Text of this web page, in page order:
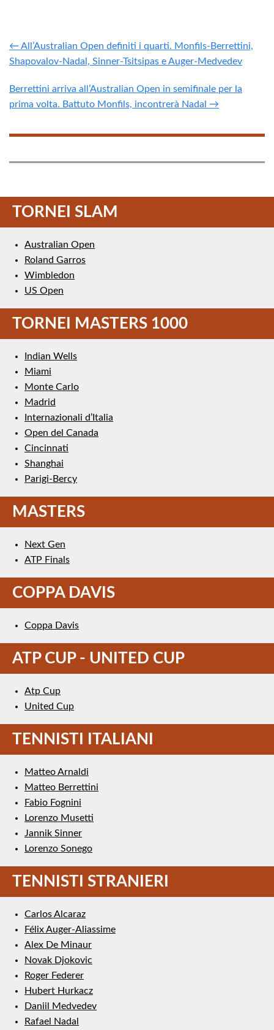
← All’Australian Open definiti i quarti. Monfils-Berrettini,
Shapovalov-Nadal, Sinner-Tsitsipas e Auger-Medvedev
Berrettini arriva all’Australian Open in semifinale per la
prima volta. Battuto Monfils, incontrerà Nadal →
TORNEI SLAM
Australian Open
Roland Garros
Wimbledon
US Open
TORNEI MASTERS 1000
Indian Wells
Miami
Monte Carlo
Madrid
Internazionali d’Italia
Open del Canada
Cincinnati
Shanghai
Parigi-Bercy
MASTERS
Next Gen
ATP Finals
COPPA DAVIS
Coppa Davis
ATP CUP - UNITED CUP
Atp Cup
United Cup
TENNISTI ITALIANI
Matteo Arnaldi
Matteo Berrettini
Fabio Fognini
Lorenzo Musetti
Jannik Sinner
Lorenzo Sonego
TENNISTI STRANIERI
Carlos Alcaraz
Félix Auger-Aliassime
Alex De Minaur
Novak Djokovic
Roger Federer
Hubert Hurkacz
Daniil Medvedev
Rafael Nadal